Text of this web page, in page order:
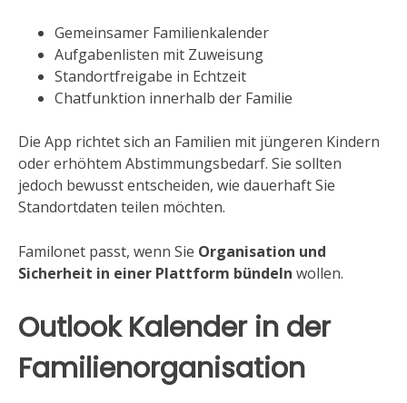
Gemeinsamer Familienkalender
Aufgabenlisten mit Zuweisung
Standortfreigabe in Echtzeit
Chatfunktion innerhalb der Familie
Die App richtet sich an Familien mit jüngeren Kindern
oder erhöhtem Abstimmungsbedarf. Sie sollten
jedoch bewusst entscheiden, wie dauerhaft Sie
Standortdaten teilen möchten.
Familonet passt, wenn Sie Organisation und
Sicherheit in einer Plattform bündeln wollen.
Outlook Kalender in der
Familienorganisation